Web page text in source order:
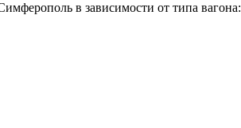
в зависимости от типа вагона: